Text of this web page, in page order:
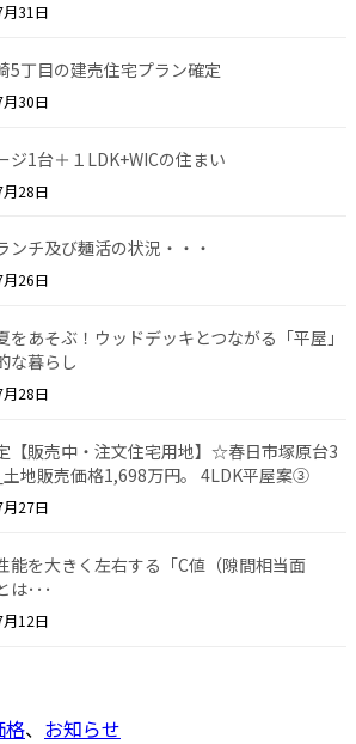
31日
丁目の建売住宅プラン確定
30日
1台＋１LDK+WICの住まい
28日
ンチ及び麺活の状況・・・
26日
をあそぶ！ウッドデッキとつながる「平屋」
な暮らし
28日
【販売中・注文住宅用地】☆春日市塚原台3
地販売価格1,698万円。 4LDK平屋案③
27日
能を大きく左右する「C値（隙間相当面
は･･･
12日
格、 お知らせ